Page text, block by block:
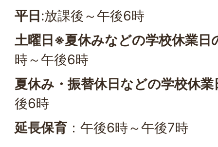
平日:放課後～午後6時
土曜日※夏休みなどの学校休業日
時～午後6時
夏休み・振替休日などの学校休業
後6時
延長保育 ：午後6時～午後7時